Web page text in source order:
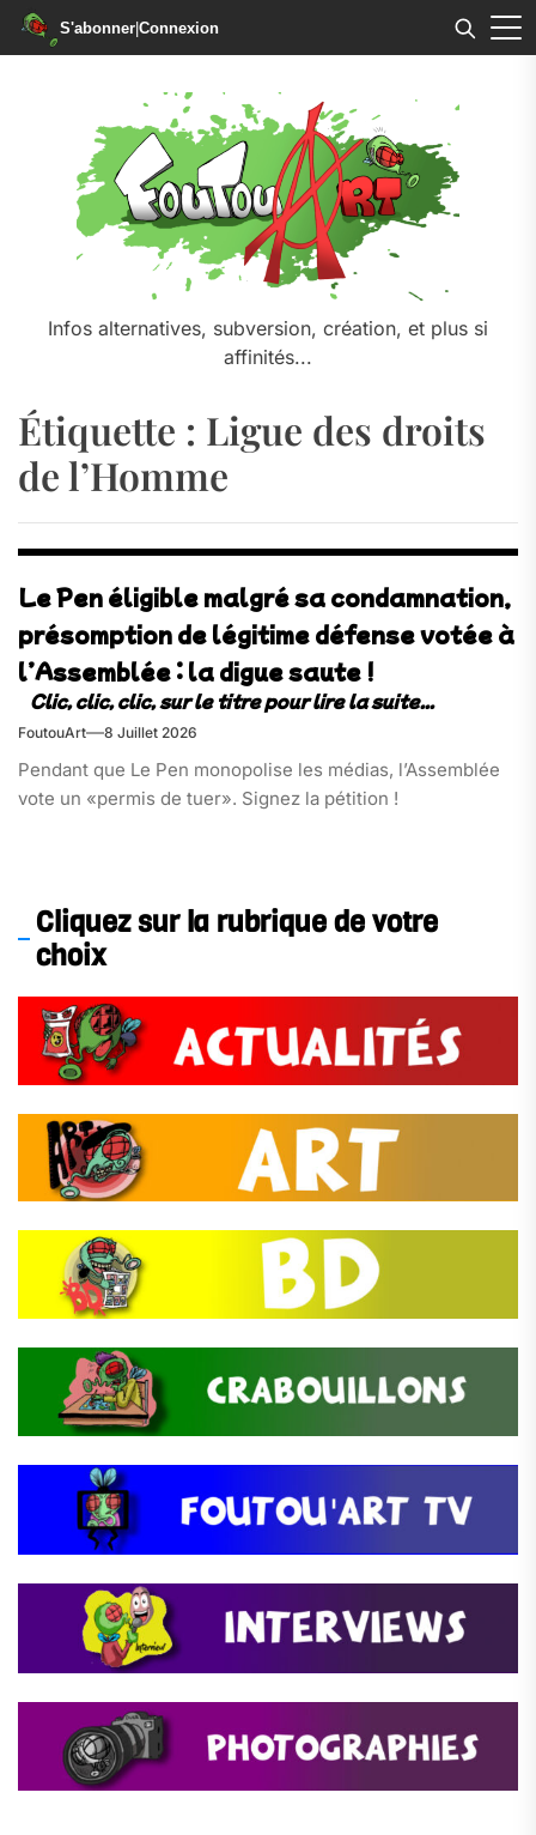
S'abonner|Connexion
Infos alternatives, subversion, création, et plus si
affinités...
Étiquette : Ligue des droits
de l’Homme
Le Pen éligible malgré sa condamnation,
présomption de légitime défense votée à
l’Assemblée : la digue saute !
FoutouArt 8 Juillet 2026
Pendant que Le Pen monopolise les médias, l’Assemblée
vote un «permis de tuer». Signez la pétition !
Cliquez sur la rubrique de votre
choix